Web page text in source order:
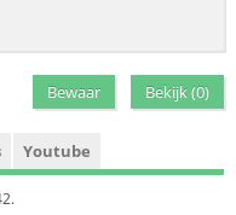
Bewaar Bekijk (0)
Youtube